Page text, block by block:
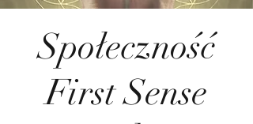
Społeczność
First Sense